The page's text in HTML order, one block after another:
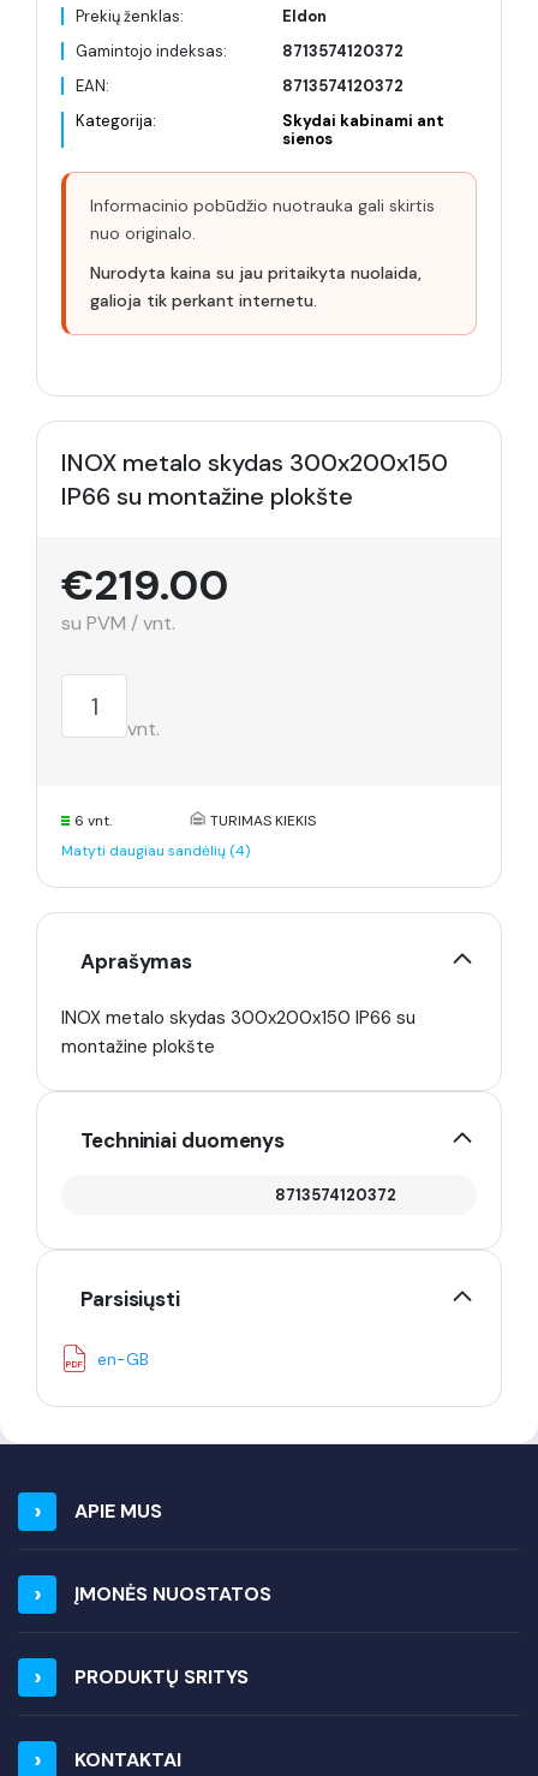
Prekių ženklas:
Eldon
Gamintojo indeksas:
8713574120372
EAN:
8713574120372
Kategorija:
Skydai kabinami ant
sienos
Informacinio pobūdžio nuotrauka gali skirtis
nuo originalo.
Nurodyta kaina su jau pritaikyta nuolaida,
galioja tik perkant internetu.
INOX metalo skydas 300x200x150
IP66 su montažine plokšte
€219.00
su PVM / vnt.
vnt.
6 vnt.
TURIMAS KIEKIS
Matyti daugiau sandėlių (4)
Aprašymas
INOX metalo skydas 300x200x150 IP66 su
montažine plokšte
Techniniai duomenys
8713574120372
Parsisiųsti
en-GB
APIE MUS
ĮMONĖS NUOSTATOS
PRODUKTŲ SRITYS
KONTAKTAI